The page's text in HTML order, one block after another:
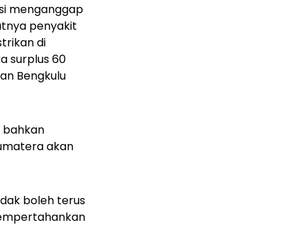
menganggap
penyakit
di
surplus 60
Bengkulu
akan
boleh terus